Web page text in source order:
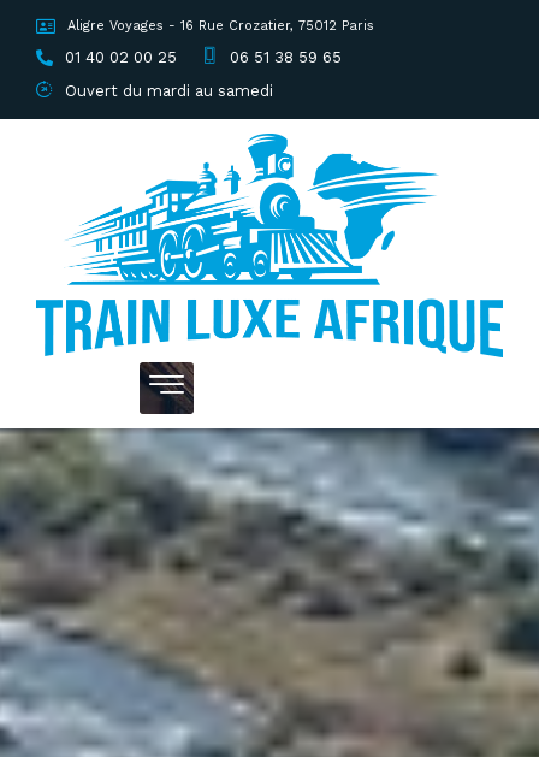
Aligre Voyages - 16 Rue Crozatier, 75012 Paris
01 40 02 00 25
06 51 38 59 65
Ouvert du mardi au samedi